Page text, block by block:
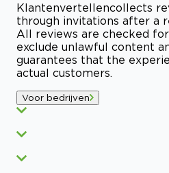
Klantenvertellencollects
through invitations after a
All reviews are checked
exclude unlawful content
guarantees that the
actual customers.
Voor bedrijven